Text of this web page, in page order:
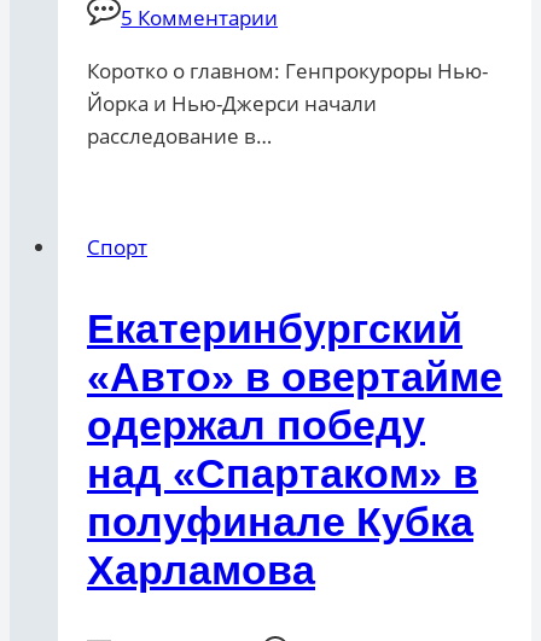
5 Комментарии
Коротко о главном: Генпрокуроры Нью-
Йорка и Нью-Джерси начали
расследование в…
Спорт
Екатеринбургский
«Авто» в овертайме
одержал победу
над «Спартаком» в
полуфинале Кубка
Харламова